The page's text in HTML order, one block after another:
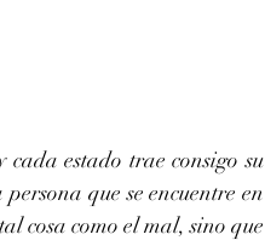
cada estado trae consigo su
que se encuentre en
cosa como el mal, sino que